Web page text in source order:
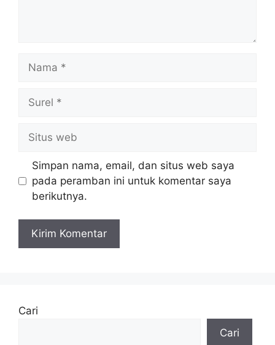
web
Simpan nama, email, dan situs web saya
pada peramban ini untuk komentar saya
berikutnya.
Cari
Cari